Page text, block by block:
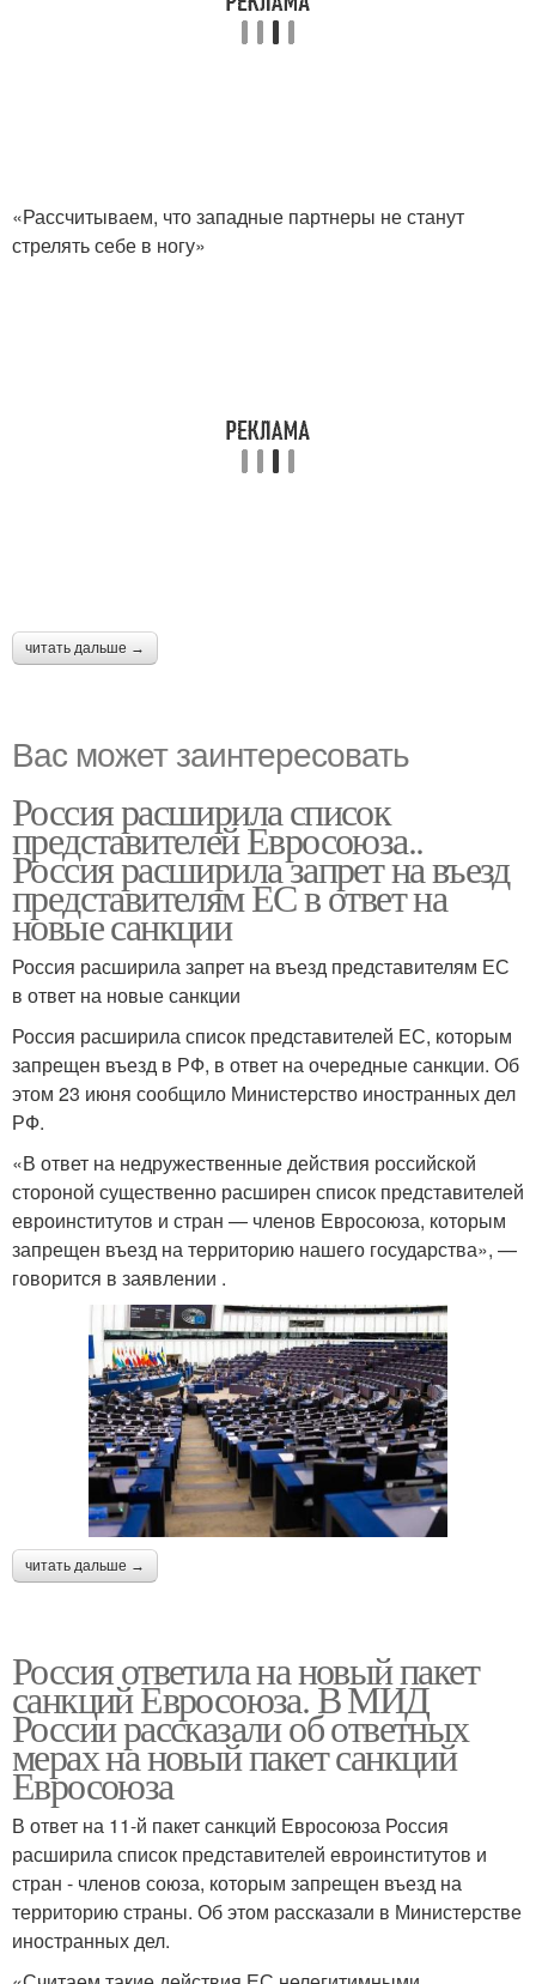
«Рассчитываем, что западные партнеры не станут
стрелять себе в ногу»
читать дальше →
Вас может заинтересовать
Россия расширила список
представителей Евросоюза..
Россия расширила запрет на въезд
представителям ЕС в ответ на
новые санкции
Россия расширила запрет на въезд представителям ЕС
в ответ на новые санкции
Россия расширила список представителей ЕС, которым
запрещен въезд в РФ, в ответ на очередные санкции. Об
этом 23 июня сообщило Министерство иностранных дел
РФ.
«В ответ на недружественные действия российской
стороной существенно расширен список представителей
евроинститутов и стран — членов Евросоюза, которым
запрещен въезд на территорию нашего государства», —
говорится в заявлении .
читать дальше →
Россия ответила на новый пакет
санкций Евросоюза. В МИД
России рассказали об ответных
мерах на новый пакет санкций
Евросоюза
В ответ на 11-й пакет санкций Евросоюза Россия
расширила список представителей евроинститутов и
стран - членов союза, которым запрещен въезд на
территорию страны. Об этом рассказали в Министерстве
иностранных дел.